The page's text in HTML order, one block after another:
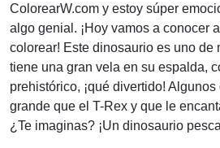
ColorearW.com y estoy súper
algo genial. ¡Hoy vamos a conocer
colorear! Este dinosaurio es uno de
tiene una gran vela en su espalda,
prehistórico, ¡qué divertido!
grande que el T-Rex y que le
¿Te imaginas? ¡Un dinosaurio